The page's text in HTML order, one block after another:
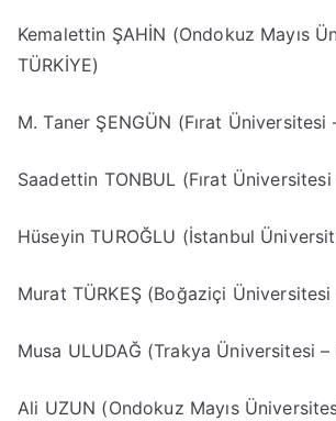
Kemalettin ŞAHİN (Ondokuz Mayıs
TÜRKİYE)
M. Taner ŞENGÜN (Fırat Üniversitesi
Saadettin TONBUL (Fırat Üniversitesi
Hüseyin TUROĞLU (İstanbul
Murat TÜRKEŞ (Boğaziçi Üniversitesi
Musa ULUDAĞ (Trakya Üniversitesi –
Ali UZUN (Ondokuz Mayıs